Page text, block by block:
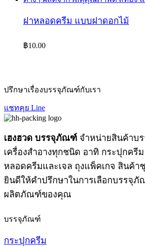
ฝาหลอดครีม แบบฝาดอกไม้
฿10.00
ปรึกษาเรื่องบรรจุภัณฑ์กับเรา
แชทคุย Line
เฮงฮวด บรรจุภัณฑ์ จำหน่ายสินค้าบ
เครื่องสำอางทุกชนิด อาทิ กระปุกค
หลอดครีมและเจล ถุงแพ็คเกจ สินค้า
ยินดีให้คำปรึกษาในการเลือกบรรจุ
ผลิตภัณฑ์ของคุณ
บรรจุภัณฑ์
กระปุกครีม